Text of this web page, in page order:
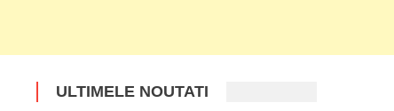
ULTIMELE NOUTATI